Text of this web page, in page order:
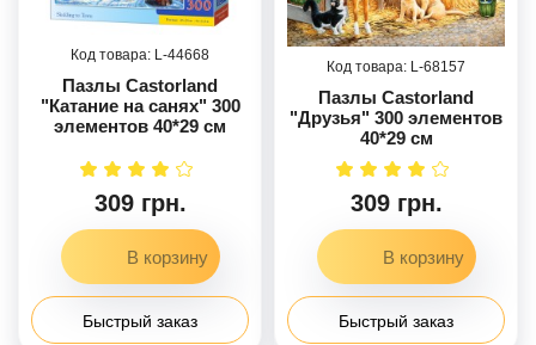
44668
Пазлы Castorland
"Катание на санях" 300
элементов 40*29 см
309 грн.
Быстрый заказ
68157
Пазлы Castorland
"Друзья" 300 элементов
40*29 см
309 грн.
Быстрый заказ